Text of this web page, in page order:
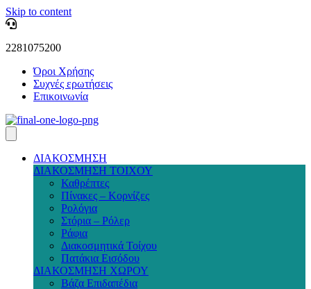
Skip to content
2281075200
Όροι Χρήσης
Συχνές ερωτήσεις
Επικοινωνία
ΔΙΑΚΟΣΜΗΣΗ
ΔΙΑΚΟΣΜΗΣΗ ΤΟΙΧΟΥ
Καθρέπτες
Πίνακες – Κορνίζες
Ρολόγια
Στόρια – Ρόλερ
Ράφια
Διακοσμητικά Τοίχου
Πατάκια Εισόδου
ΔΙΑΚΟΣΜΗΣΗ ΧΩΡΟΥ
Βάζα Επιδαπέδια